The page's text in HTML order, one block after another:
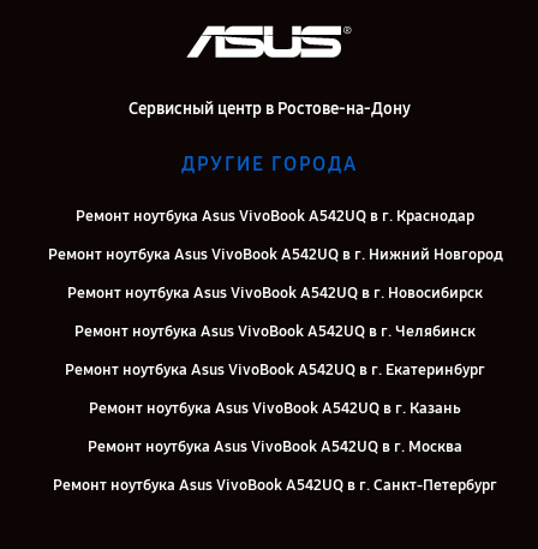
Сервисный центр в Ростове-на-Дону
ДРУГИЕ ГОРОДА
Ремонт ноутбука Asus VivoBook A542UQ в г. Краснодар
Ремонт ноутбука Asus VivoBook A542UQ в г. Нижний Новгород
Ремонт ноутбука Asus VivoBook A542UQ в г. Новосибирск
Ремонт ноутбука Asus VivoBook A542UQ в г. Челябинск
Ремонт ноутбука Asus VivoBook A542UQ в г. Екатеринбург
Ремонт ноутбука Asus VivoBook A542UQ в г. Казань
Ремонт ноутбука Asus VivoBook A542UQ в г. Москва
Ремонт ноутбука Asus VivoBook A542UQ в г. Санкт-Петербург